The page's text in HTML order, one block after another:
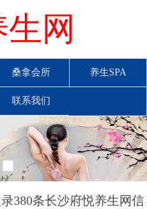
网
桑拿会所 养生SPA
联系我们
380条长沙府悦养生网信